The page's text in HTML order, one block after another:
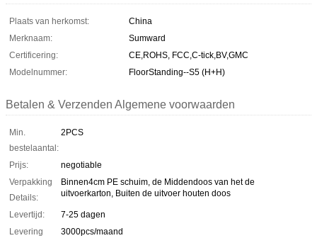
Plaats van herkomst:
China
Merknaam:
Sumward
Certificering:
CE,ROHS, FCC,C-tick,BV,GMC
Modelnummer:
FloorStanding--S5 (H+H)
Betalen & Verzenden Algemene voorwaarden
Min.
bestelaantal:
2PCS
Prijs:
negotiable
Verpakking
Details:
Binnen4cm PE schuim, de Middendoos van het de
uitvoerkarton, Buiten de uitvoer houten doos
Levertijd:
7-25 dagen
Levering
3000pcs/maand